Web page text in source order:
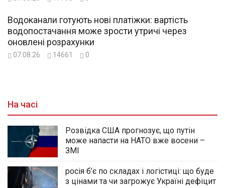
Водоканали готують нові платіжки: вартість
водопостачання може зрости утричі через
оновлені розрахунки
07.08.26 14661 0
На часі
Розвідка США прогнозує, що путін
може напасти на НАТО вже восени –
ЗМІ
росія б’є по складах і логістиці: що буде
з цінами та чи загрожує Україні дефіцит